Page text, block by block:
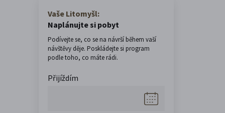
Vaše Litomyšl:
Naplánujte si pobyt
Podívejte se, co se na návrší během vaší
návštěvy děje. Poskládejte si program
podle toho, co máte rádi.
Přijíždím